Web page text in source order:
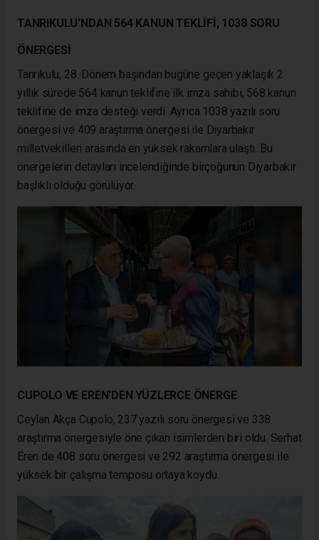
TANRIKULU'NDAN 564 KANUN TEKLİFİ, 1038 SORU
ÖNERGESİ
Tanrıkulu, 28. Dönem başından bugüne geçen yaklaşık 2
yıllık sürede 564 kanun teklifine ilk imza sahibi, 568 kanun
teklifine de imza desteği verdi. Ayrıca 1038 yazılı soru
önergesi ve 409 araştırma önergesi ile Diyarbakır
milletvekilleri arasında en yüksek rakamlara ulaştı. Bu
önergelerin detayları incelendiğinde birçoğunun Diyarbakır
başlıklı olduğu görülüyor.
CUPOLO VE EREN'DEN YÜZLERCE ÖNERGE
Ceylan Akça Cupolo, 237 yazılı soru önergesi ve 338
araştırma önergesiyle öne çıkan isimlerden biri oldu. Serhat
Eren de 408 soru önergesi ve 292 araştırma önergesi ile
yüksek bir çalışma temposu ortaya koydu.